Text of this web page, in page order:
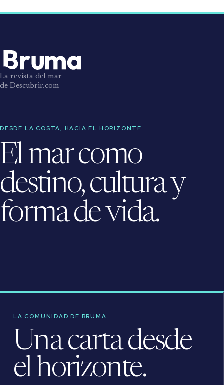
La revista del mar
de Descubrir.com
DESDE LA COSTA, HACIA EL HORIZONTE
El mar como
destino, cultura y
forma de vida.
LA COMUNIDAD DE BRUMA
Una carta desde
el horizonte.